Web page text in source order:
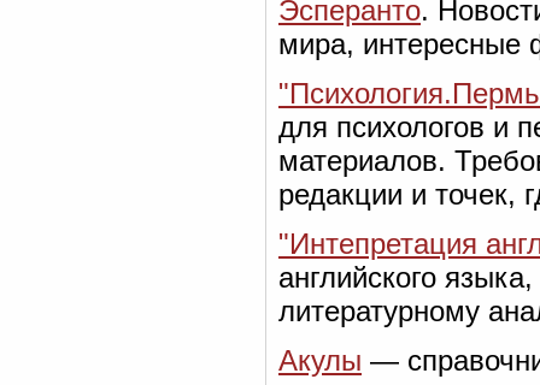
Эсперанто.
мира, интересные
для психологов и
материалов.
редакции и точек,
"Интепретация
английского
литературному
Акулы —